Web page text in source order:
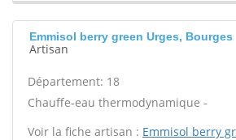
Emmisol berry green Urges, Bourges
Artisan
Département: 18
Chauffe-eau thermodynamique -
Voir la fiche artisan : Emmisol berry